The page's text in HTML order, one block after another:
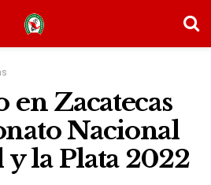
en Zacatecas
Nacional
la Plata 2022